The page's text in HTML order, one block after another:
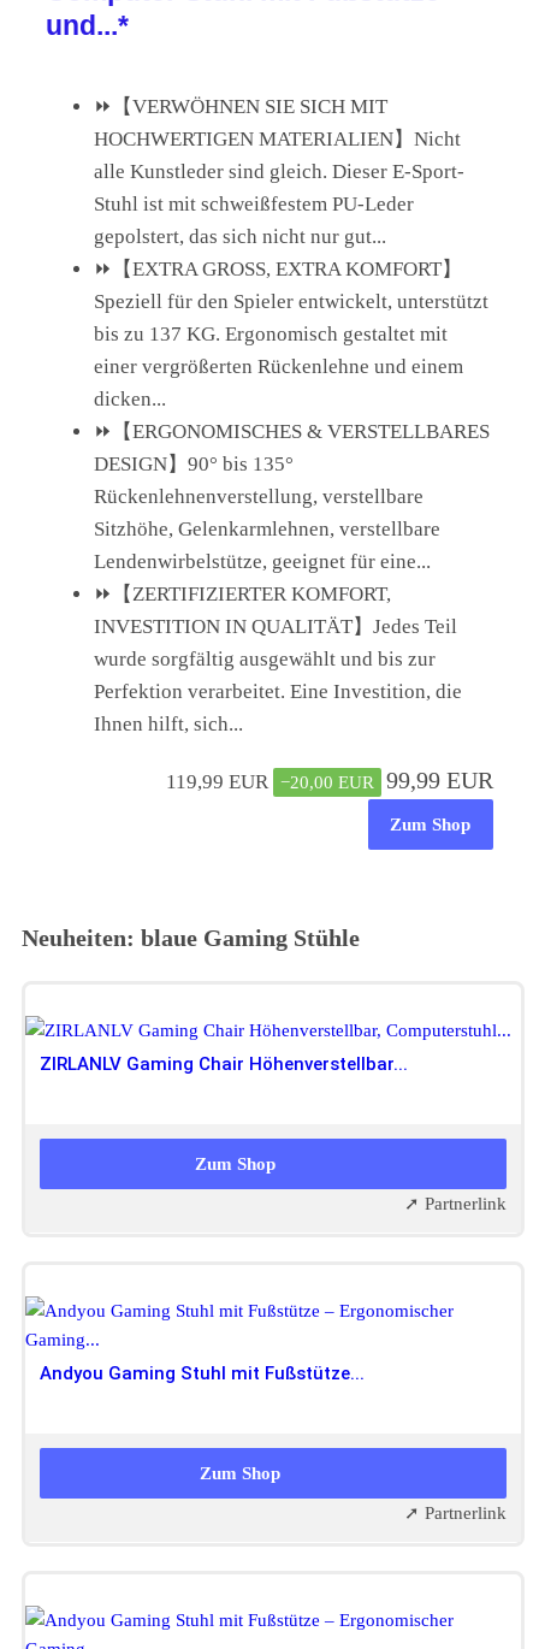
und...*
⏩【VERWÖHNEN SIE SICH MIT
HOCHWERTIGEN MATERIALIEN】Nicht
alle Kunstleder sind gleich. Dieser E-Sport-
Stuhl ist mit schweißfestem PU-Leder
gepolstert, das sich nicht nur gut...
⏩【EXTRA GROSS, EXTRA KOMFORT】
Speziell für den Spieler entwickelt, unterstützt
bis zu 137 KG. Ergonomisch gestaltet mit
einer vergrößerten Rückenlehne und einem
dicken...
⏩【ERGONOMISCHES & VERSTELLBARES
DESIGN】90° bis 135°
Rückenlehnenverstellung, verstellbare
Sitzhöhe, Gelenkarmlehnen, verstellbare
Lendenwirbelstütze, geeignet für eine...
⏩【ZERTIFIZIERTER KOMFORT,
INVESTITION IN QUALITÄT】Jedes Teil
wurde sorgfältig ausgewählt und bis zur
Perfektion verarbeitet. Eine Investition, die
Ihnen hilft, sich...
119,99 EUR −20,00 EUR 99,99 EUR
Zum Shop
Neuheiten: blaue Gaming Stühle
ZIRLANLV Gaming Chair Höhenverstellbar...
Zum Shop
➚ Partnerlink
Andyou Gaming Stuhl mit Fußstütze...
Zum Shop
➚ Partnerlink